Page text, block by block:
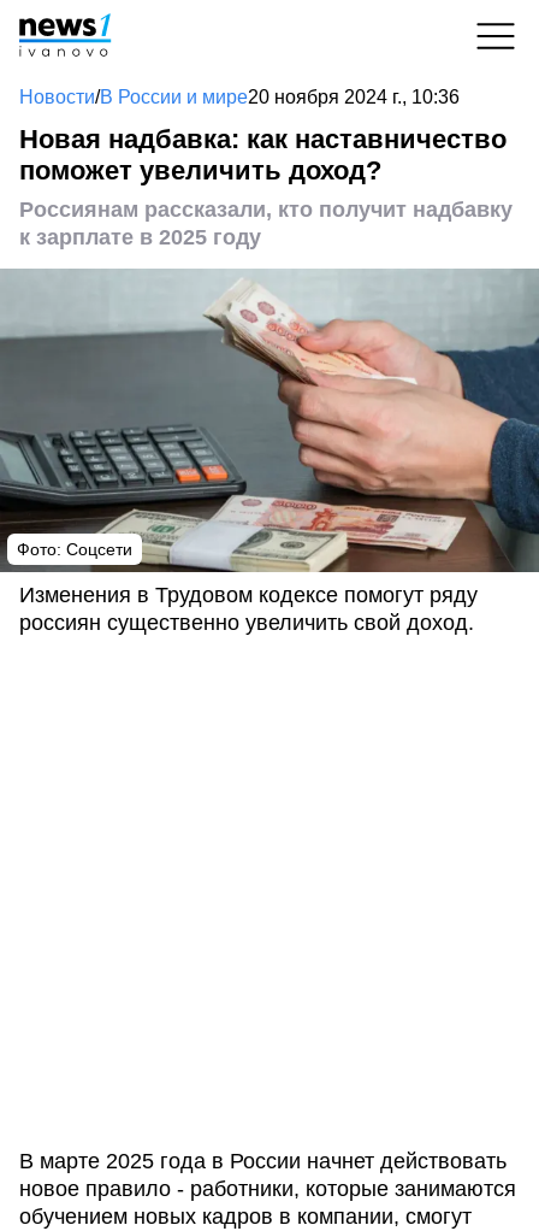
Новости/В России и мире20 ноября 2024 г., 10:36
Новая надбавка: как наставничество
поможет увеличить доход?
Россиянам рассказали, кто получит надбавку
к зарплате в 2025 году
Фото: Соцсети
Изменения в Трудовом кодексе помогут ряду
россиян существенно увеличить свой доход.
В марте 2025 года в России начнет действовать
новое правило - работники, которые занимаются
обучением новых кадров в компании, смогут